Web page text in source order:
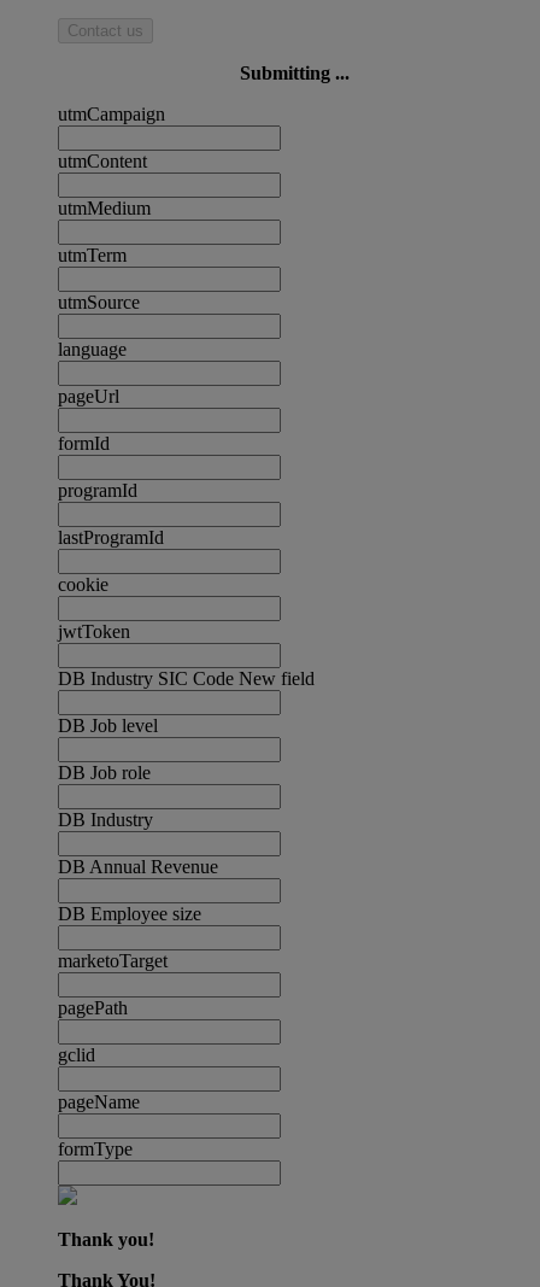
Contact us
Submitting ...
utmCampaign
utmContent
utmMedium
utmTerm
utmSource
language
pageUrl
formId
programId
lastProgramId
cookie
jwtToken
DB Industry SIC Code New field
DB Job level
DB Job role
DB Industry
DB Annual Revenue
DB Employee size
marketoTarget
pagePath
gclid
pageName
formType
Thank you!
Thank You!